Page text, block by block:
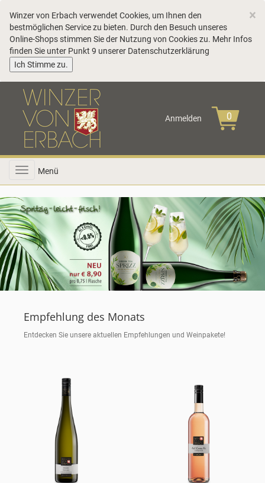
×
Winzer von Erbach verwendet Cookies, um Ihnen den
bestmöglichen Service zu bieten. Durch den Besuch unseres
Online-Shops stimmen Sie der Nutzung von Cookies zu. Mehr Infos
finden Sie unter Punkt 9 unserer Datenschutzerklärung
Ich Stimme zu.
Anmelden
Toggle
navigation
Menü
Empfehlung des Monats
Entdecken Sie unsere aktuellen Empfehlungen und Weinpakete!